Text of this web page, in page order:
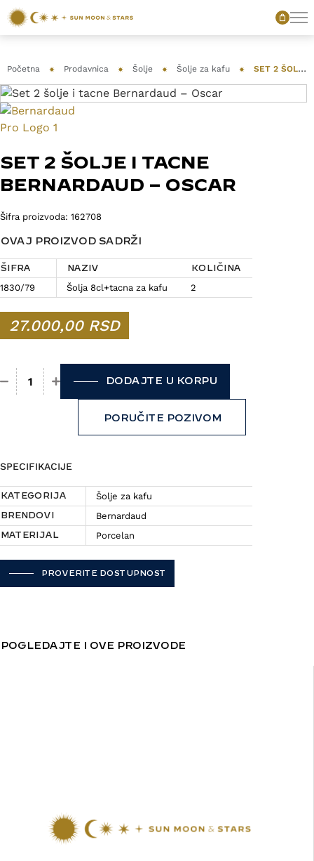
Početna Prodavnica Šolje Šolje za kafu SET 2 ŠOLJE I TACNE BERNARDAUD – OSCAR
SET 2 ŠOLJE I TACNE
BERNARDAUD – OSCAR
Šifra proizvoda: 162708
OVAJ PROIZVOD SADRŽI
ŠIFRA NAZIV KOLIČINA
1830/79 Šolja 8cl+tacna za kafu 2
27.000,00 RSD
Set 2 šolje i tacne BERNARDAUD - Oscar količina
DODAJTE U KORPU
PORUČITE POZIVOM
SPECIFIKACIJE
KATEGORIJA Šolje za kafu
BRENDOVI Bernardaud
MATERIJAL Porcelan
PROVERITE DOSTUPNOST
POGLEDAJTE I OVE PROIZVODE